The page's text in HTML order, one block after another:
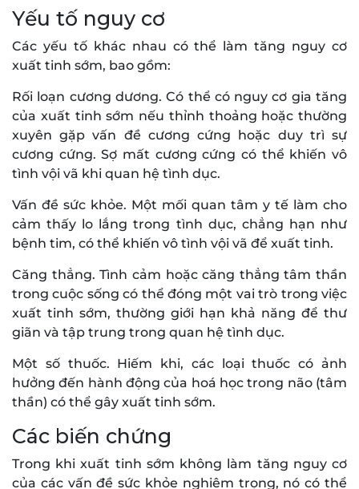
Yếu tố nguy cơ
Các yếu tố khác nhau có thể làm tăng nguy cơ
xuất tinh sớm, bao gồm:
Rối loạn cương dương. Có thể có nguy cơ gia tăng
của xuất tinh sớm nếu thỉnh thoảng hoặc thường
xuyên gặp vấn đề cương cứng hoặc duy trì sự
cương cứng. Sợ mất cương cứng có thể khiến vô
tình vội vã khi quan hệ tình dục.
Vấn đề sức khỏe. Một mối quan tâm y tế làm cho
cảm thấy lo lắng trong tình dục, chẳng hạn như
bệnh tim, có thể khiến vô tình vội vã để xuất tinh.
Căng thẳng. Tình cảm hoặc căng thẳng tâm thần
trong cuộc sống có thể đóng một vai trò trong việc
xuất tinh sớm, thường giới hạn khả năng để thư
giãn và tập trung trong quan hệ tình dục.
Một số thuốc. Hiếm khi, các loại thuốc có ảnh
hưởng đến hành động của hoá học trong não (tâm
thần) có thể gây xuất tinh sớm.
Các biến chứng
Trong khi xuất tinh sớm không làm tăng nguy cơ
của các vấn đề sức khỏe nghiêm trọng, nó có thể